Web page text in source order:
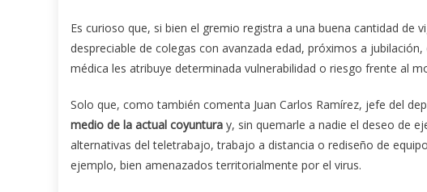
Es curioso que, si bien el gremio registra a una buena cantidad
despreciable de colegas con avanzada edad, próximos a
médica les atribuye determinada vulnerabilidad o riesgo frente al
Solo que, como también comenta Juan Carlos Ramírez, jefe del
medio de la actual coyuntura y, sin quemarle a nadie el deseo de
alternativas del teletrabajo, trabajo a distancia o rediseño de
ejemplo, bien amenazados territorialmente por el virus.